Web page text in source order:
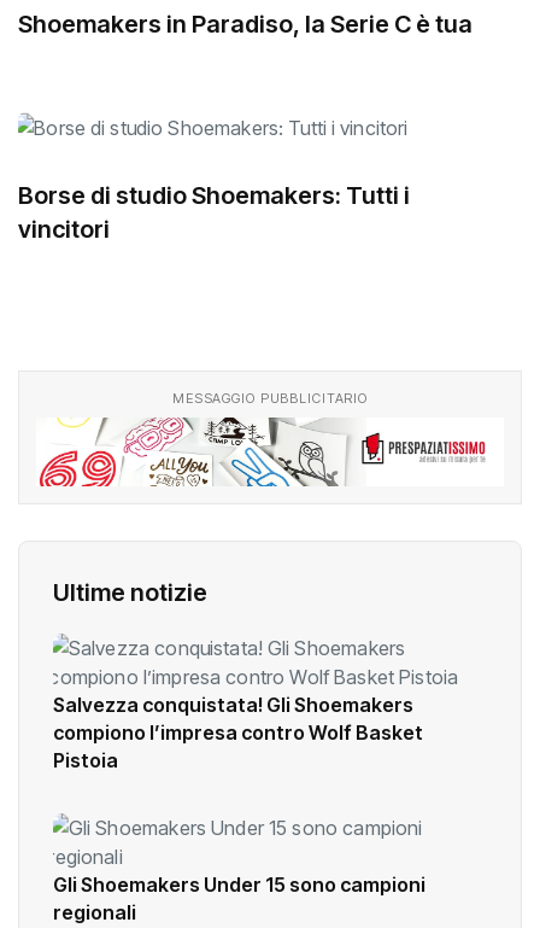
Shoemakers in Paradiso, la Serie C è tua
Borse di studio Shoemakers: Tutti i
vincitori
MESSAGGIO PUBBLICITARIO
Ultime notizie
Salvezza conquistata! Gli Shoemakers
compiono l’impresa contro Wolf Basket
Pistoia
Gli Shoemakers Under 15 sono campioni
regionali